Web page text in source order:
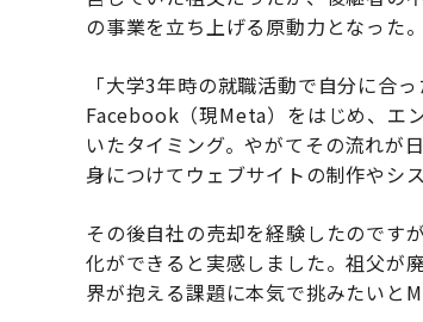
の事業を立ち上げる原動力となった。
「大学3年時の就職活動で自分に合
Facebook（現Meta）をはじめ、エ
いたタイミング。やがてその流れが
身につけてウェブサイトの制作やシ
その後自社の売却を経験したのです
化ができると実感しました。祖父が
界が抱える課題に本気で挑みたいと